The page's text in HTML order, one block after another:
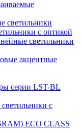
светильники
с оптикой
светильники
акцентные
серии LST-BL
с
ECO CLASS